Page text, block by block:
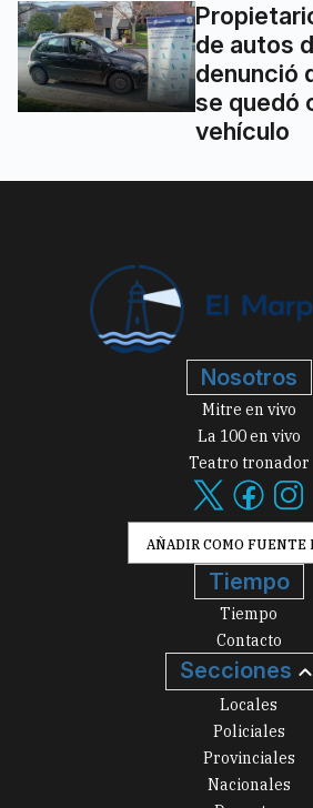
de autos
denunció
se quedó
vehículo
Nosotros
Mitre en vivo
La 100 en vivo
Teatro tronador
AÑADIR COMO FUENTE
Tiempo
Tiempo
Contacto
Secciones
Locales
Policiales
Provinciales
Nacionales